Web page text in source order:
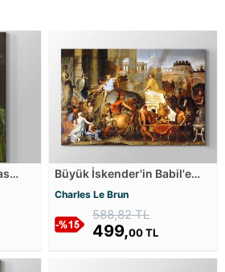
Büyük İskender'in Babil'e
Charles Le Brun
588,82 TL
499,00 TL